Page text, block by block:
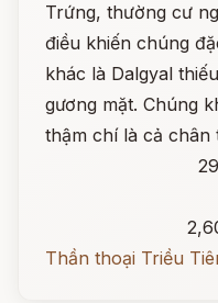
Trứng, thường cư
điều khiến chúng
khác là Dalgyal
gương mặt. Chúng
thậm chí là cả chân
Thần thoại Triều